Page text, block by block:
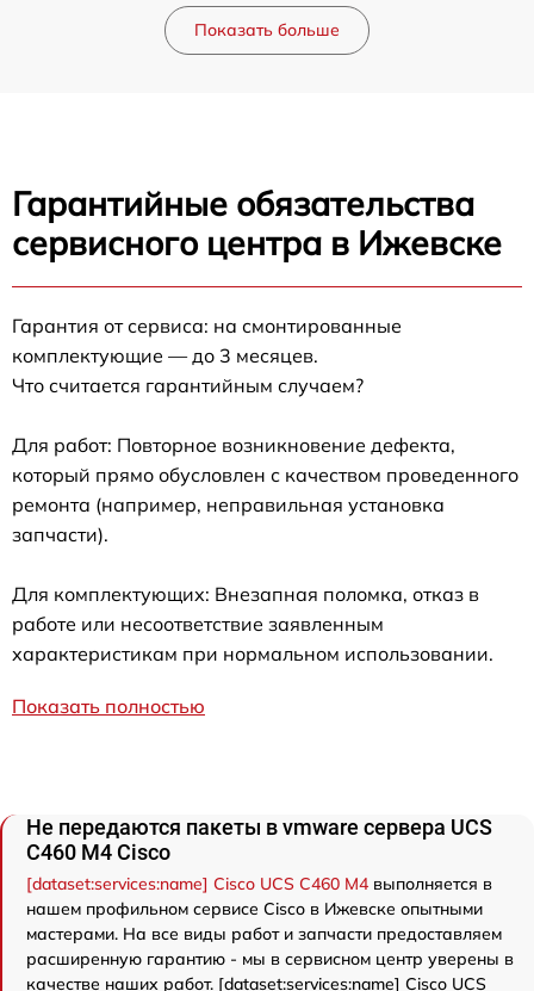
Показать больше
Гарантийные обязательства
сервисного центра в Ижевске
Гарантия от сервиса: на смонтированные
комплектующие — до 3 месяцев.
Что считается гарантийным случаем?
Для работ: Повторное возникновение дефекта,
который прямо обусловлен с качеством проведенного
ремонта (например, неправильная установка
запчасти).
Для комплектующих: Внезапная поломка, отказ в
работе или несоответствие заявленным
характеристикам при нормальном использовании.
Показать полностью
Не передаются пакеты в vmware сервера UCS
C460 M4 Cisco
[dataset:services:name] Cisco UCS C460 M4 выполняется в
нашем профильном сервисе Cisco в Ижевске опытными
мастерами. На все виды работ и запчасти предоставляем
расширенную гарантию - мы в сервисном центр уверены в
качестве наших работ. [dataset:services:name] Cisco UCS